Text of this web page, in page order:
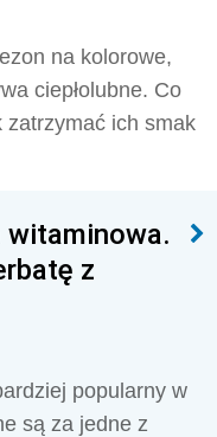
na kolorowe,
ciepłolubne. Co
zatrzymać ich smak
witaminowa.
z
popularny w
są za jedne z